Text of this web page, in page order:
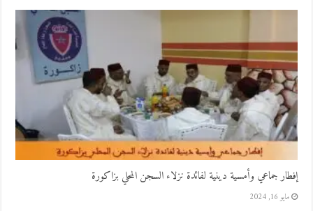
إفطار جماعي وأمسية دينية لفائدة نزلاء السجن المحلي بزاكورة
مايو 16, 2024